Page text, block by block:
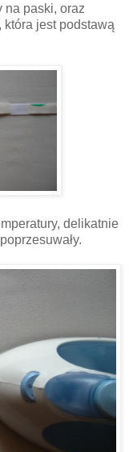
na paski, oraz
która jest podstawą
delikatnie